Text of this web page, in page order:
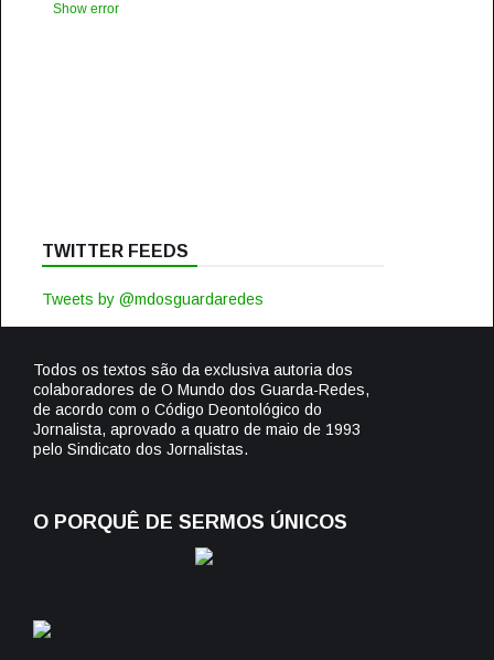
Show error
TWITTER FEEDS
Tweets by @mdosguardaredes
Todos os textos são da exclusiva autoria dos
colaboradores de O Mundo dos Guarda-Redes,
de acordo com o Código Deontológico do
Jornalista, aprovado a quatro de maio de 1993
pelo Sindicato dos Jornalistas.
O PORQUÊ DE SERMOS ÚNICOS